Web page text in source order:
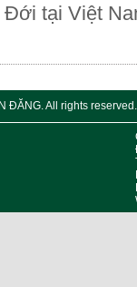
Đới tại Việt
ĐĂNG. All rights reserved.